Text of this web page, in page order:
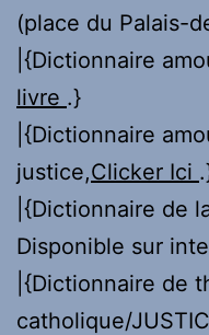
(place du Palais-
|{Dictionnaire
livre .}
|{Dictionnaire
justice,Clicker Ici
|{Dictionnaire de
Disponible sur
|{Dictionnaire de
catholique/